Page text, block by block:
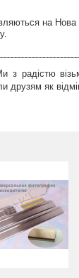
на Нова
радістю
як